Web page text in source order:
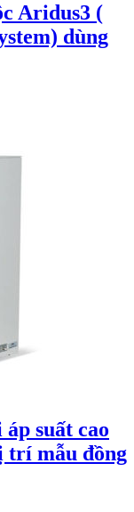
Aridus3 (
dùng
suất cao
trí mẫu đồng